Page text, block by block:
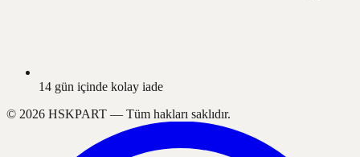
14 gün içinde kolay iade
© 2026 HSKPART — Tüm hakları saklıdır.